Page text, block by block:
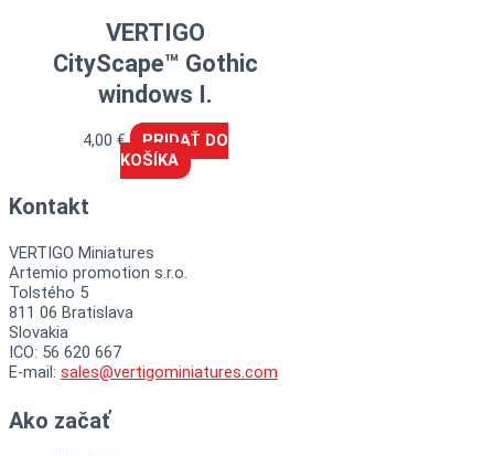
VERTIGO
CityScape™ Gothic
windows I.
4,00€
PRIDAŤ DO
KOŠÍKA
Kontakt
VERTIGO Miniatures
Artemio promotion s.r.o.
Tolstého 5
811 06 Bratislava
Slovakia
ICO: 56 620 667
E-mail: sales@vertigominiatures.com
Ako začať